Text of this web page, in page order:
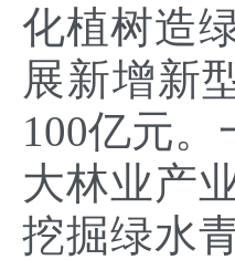
化植树造
展新增新
100亿元
大林业产
挖掘绿水